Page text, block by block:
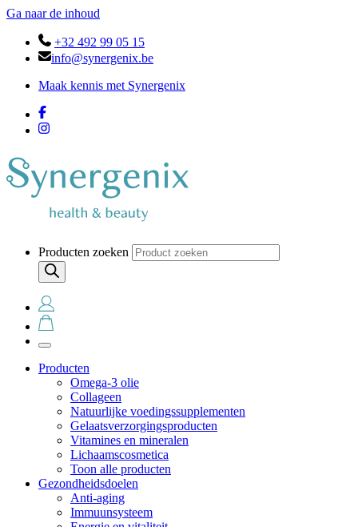
Ga naar de inhoud
+32 492 99 05 15
info@synergenix.be
Maak kennis met Synergenix
Producten zoeken
Producten
Omega-3 olie
Collageen
Natuurlijke voedingssupplementen
Gelaatsverzorgingsproducten
Vitamines en mineralen
Lichaamscosmetica
Toon alle producten
Gezondheidsdoelen
Anti-aging
Immuunsysteem